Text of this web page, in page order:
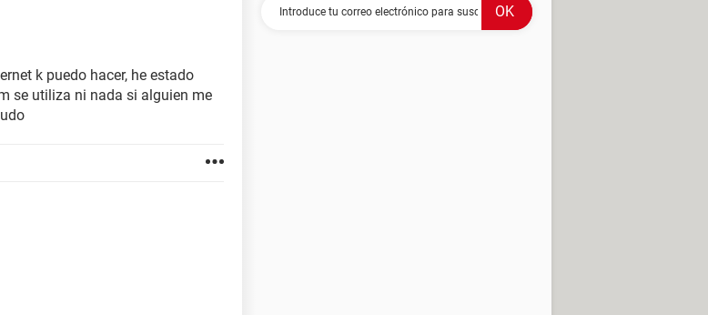
k puedo hacer, he estado
se utiliza ni nada si alguien me